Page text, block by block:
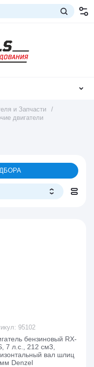
и Запчасти
/
двигатели
бензиновый RX-
7 л.с., 212 см3,
вал шлиц
Denzel
95102